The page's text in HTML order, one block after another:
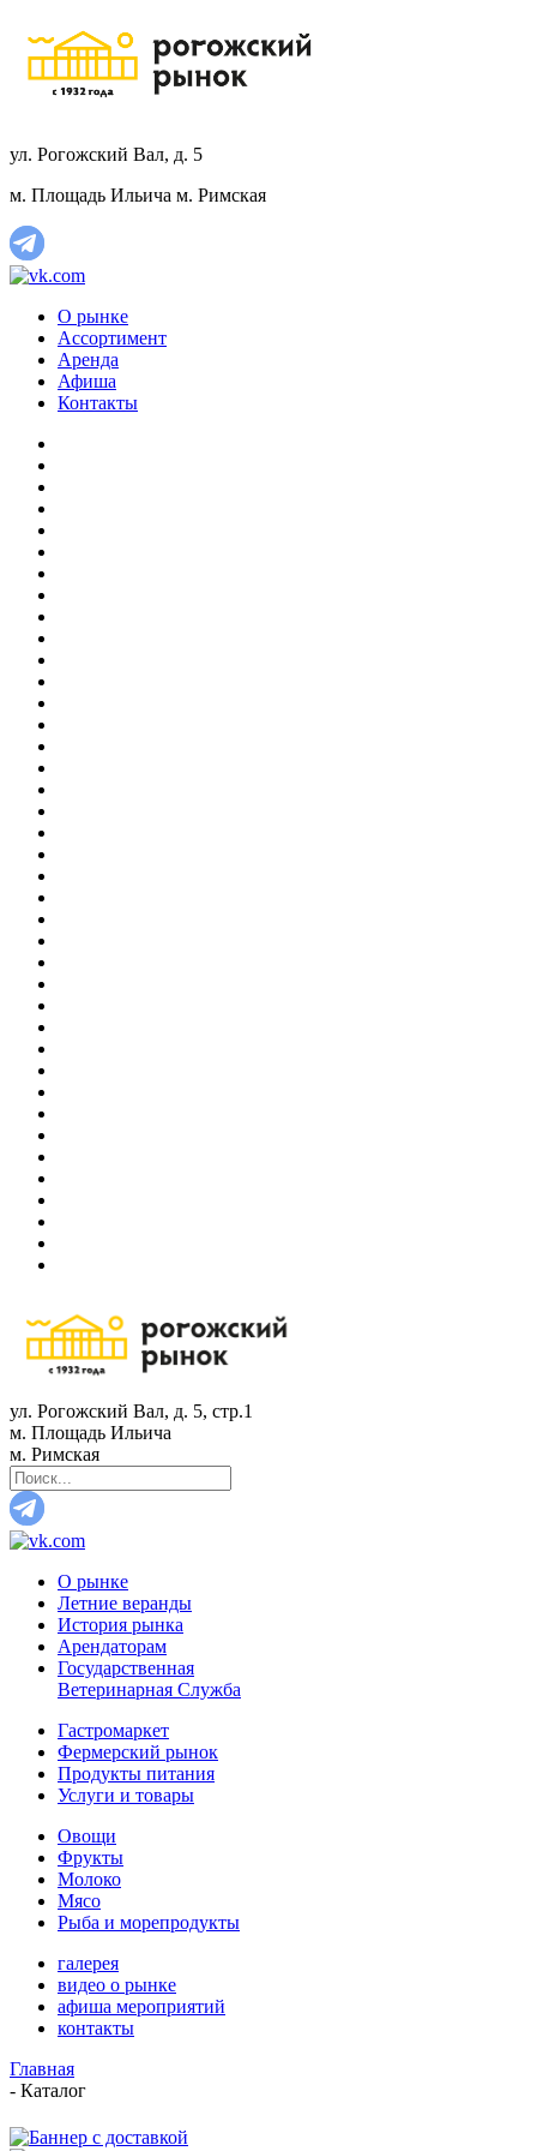
ул. Рогожский Вал, д. 5
м. Площадь Ильича м. Римская
О рынке
Ассортимент
Аренда
Афиша
Контакты
ул. Рогожский Вал, д. 5, стр.1
м. Площадь Ильича
м. Римская
О рынке
Летние веранды
История рынка
Арендаторам
Государственная
Ветеринарная Служба
Гастромаркет
Фермерский рынок
Продукты питания
Услуги и товары
Овощи
Фрукты
Молоко
Мясо
Рыба и морепродукты
галерея
видео о рынке
афиша мероприятий
контакты
Главная
- Каталог